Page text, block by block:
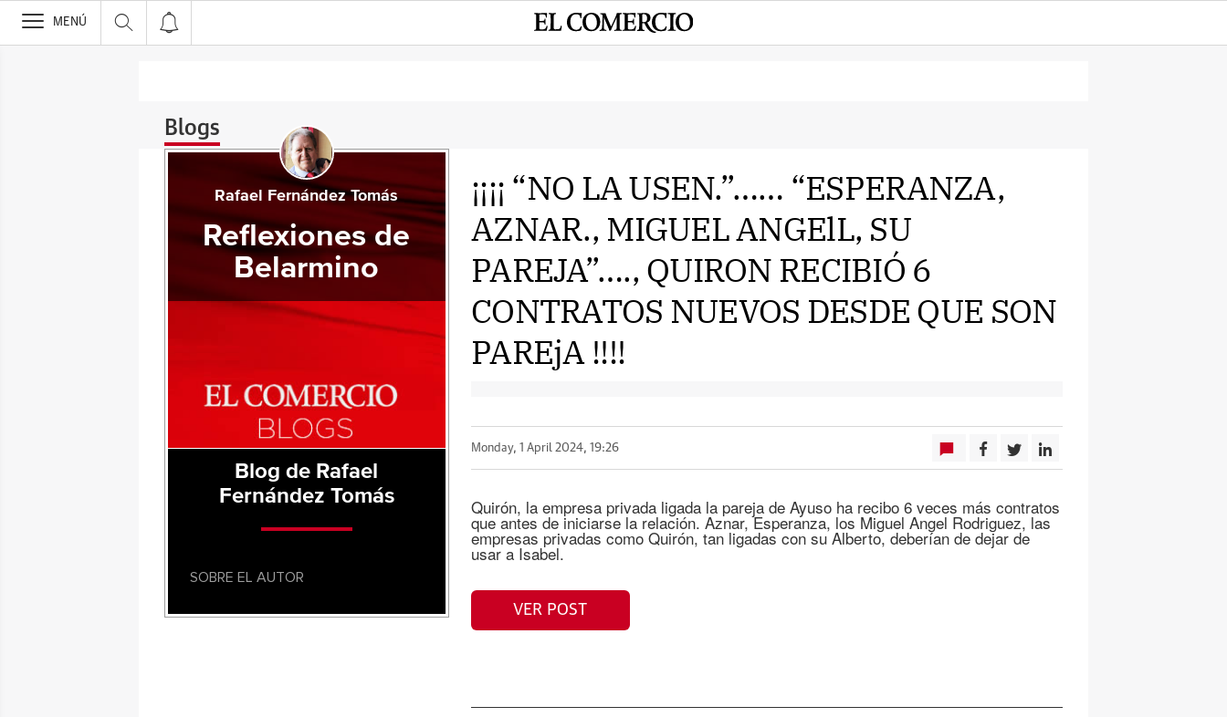
>
MENÚ
Blogs
¡¡¡¡ “NO LA USEN.”…… “ESPERANZA,
AZNAR., MIGUEL ANGElL, SU
PAREJA”…., QUIRON RECIBIÓ 6
CONTRATOS NUEVOS DESDE QUE SON
PAREjA !!!!
Monday, 1 April 2024, 19:26
Quirón, la empresa privada ligada la pareja de Ayuso ha recibo 6 veces más contratos
que antes de iniciarse la relación. Aznar, Esperanza, los Miguel Angel Rodriguez, las
empresas privadas como Quirón, tan ligadas con su Alberto, deberían de dejar de
usar a Isabel.
VER POST
Rafael Fernández Tomás
Reflexiones de
Belarmino
Blog de Rafael
Fernández Tomás
SOBRE EL AUTOR